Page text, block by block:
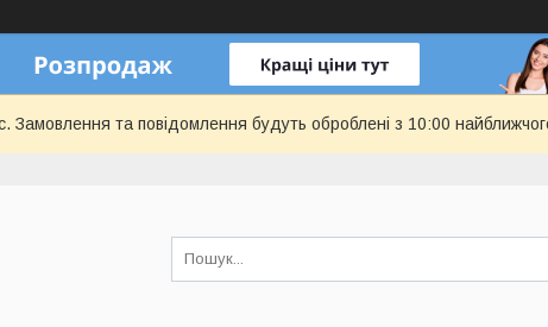
Замовлення та повідомлення будуть оброблені з 10:00